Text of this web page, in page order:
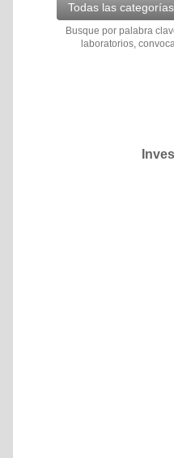
Todas las categorías
Busque por palabra
laboratorios,